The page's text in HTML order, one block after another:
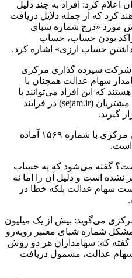
کرد: افراد به چند دلیل
کرد که از جمله دلایل دریافت
مورد «درج شماره شبای
بودن حساب، حساب
حساب ارزی» اشاره کرد.
شرکت سپرده گذاری مرکزی
سهام عدالت همچنان با
که این افراد می‌توانند با
ثبت نام در سامانه جامع اطلاعات مشتریان (sejam.ir) در فرایند
گیرند.
همچنین مرکز تماس سپرده‌گذاری مرکزی با شماره ۱۵۶۹ آماده
است.
گفته می‌شود که به حساب
نشده است و دلیل آن را اما نه
سهام عدالت بلکه خطا در
می‌گوید: بیش از یک میلیون
شماره شبای معتبر روبه‌رو
گفته که: سهامداران هر دو روش
عدالت، مشمول دریافت